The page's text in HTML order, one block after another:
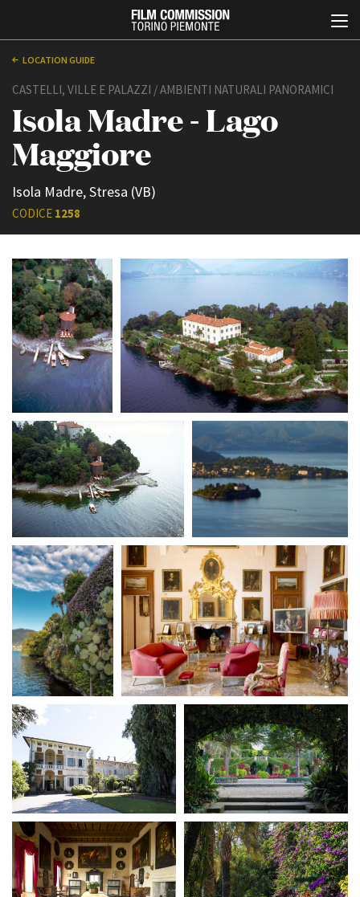
ABOUT
Chi siamo
Storia della Fondazione
Contatti
La sede
Partner
Rete regionale
Bilancio sociale
Amministrazione
trasparente
Bandi e gare
Sostenibilità ambientale
SERVIZI
Servizi generali
Location scouting
Spazi nella sede FCTP
Sala Casting
Sala Paolo Tenna
FILM FUNDS
Piemonte Film Tv Fund
Piemonte Film Tv
Development Fund
Piemonte Doc Film Fund
Short Film Fund
PRODUCTION GUIDE
Società di produzione
Strutture di servizio
Professionisti
Attrici-Attori
Beginners
EVENTI, SPECIALI
Anteprime in Piemonte
TFI Torino Film Industry -
Production Days
Avenue Cove - Erasmus +
Guarda che storia!
La Grazia - Immagini e
location della Torino di Paolo
Sorrentino
Open Day
Ciak in TOur!
FESTIVAL, MARKETS,
AWARDS
International Film Festival
Rotterdam
Berlinale Internationalen
Filmfestspiele Berlin
Festival de Cannes
Biografilm Festival - Bio to B
Industry Days
Locarno Film Festival
Mostra Internazionale d’Arte
Cinematografica Venezia
Toronto International Film
Festival
Festa del Cinema di Roma
Torino Film Festival
David di Donatello
Nastri d’Argento
Premio Solinas
STRUMENTI
Location - Accedi al tuo
profilo
Location - Nuovo utente
LOCATION GUIDE
CASTELLI, VILLE E PALAZZI / AMBIENTI NATURALI PANORAMICI
Isola Madre - Lago
Maggiore
Isola Madre, Stresa (VB)
CODICE 1258